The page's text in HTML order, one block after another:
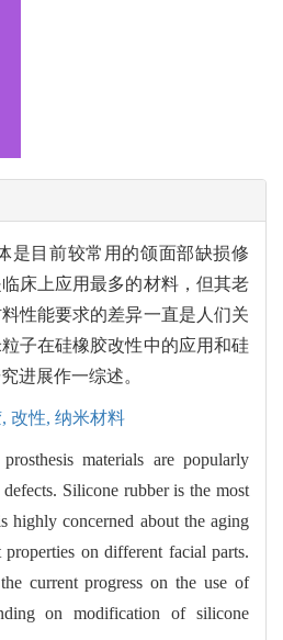
是目前较常用的颌面部缺损修
床上应用最多的材料，但其老
性能要求的差异一直是人们关
子在硅橡胶改性中的应用和硅
进展作一综述。
改性, 纳米材料
materials are popularly
Silicone rubber is the most
highly concerned about the aging
on different facial parts.
current progress on the use of
on modification of silicone